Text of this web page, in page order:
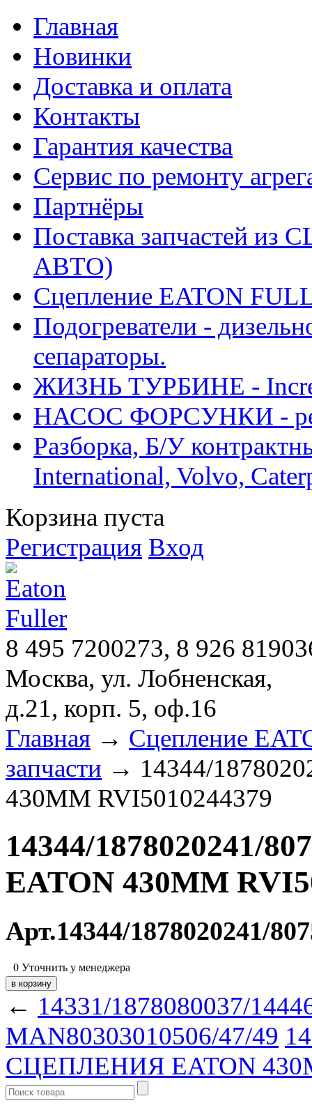
Главная
Новинки
Доставка и оплата
Контакты
Гарантия качества
Сервис по ремонту
Партнёры
Поставка запчастей
АВТО)
Сцепление EATON
Подогреватели -
сепараторы.
ЖИЗНЬ ТУРБИНЕ -
НАСОС ФОРСУНКИ -
Разборка, Б/У
International, Volvo,
Корзина пуста
Регистрация Вход
8 495 7200273, 8 926
Москва, ул. Лобненская,
д.21, корп. 5, оф.16
Главная → Сцепление
запчасти → 14344/
430MM RVI5010244379
14344/1878020241/
EATON 430MM
Арт.14344/1878020241/
0 Уточнить у менеджера
← 14331/1878080037/
MAN80303010506/47/49
СЦЕПЛЕНИЯ EATON